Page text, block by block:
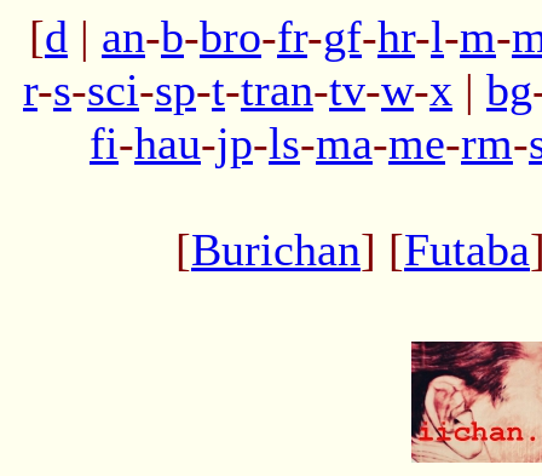
[d | an-b-bro-fr-gf-hr-l-m-
r-s-sci-sp-t-tran-tv-w-x | bg
fi-hau-jp-ls-ma-me-rm-
[Burichan] [Futaba